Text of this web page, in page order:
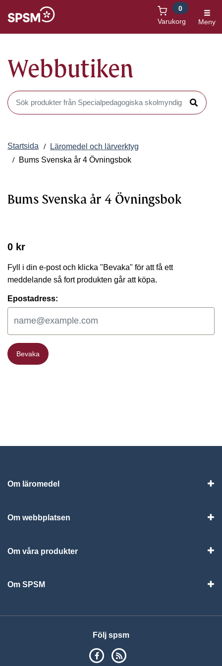
Varukorg
0
Meny
Webbutiken
Sök produkter i Webbutiken
Sök
Startsida
Läromedel och lärverktyg
Bums Svenska år 4 Övningsbok
Bums Svenska år 4 Övningsbok
0 kr
Fyll i din e-post och klicka "Bevaka" för att få ett
meddelande så fort produkten går att köpa.
Epostadress:
Bevaka
Bevaka
Om läromedel
Om webbplatsen
Om våra produkter
Om SPSM
Följ spsm
SPSM på Facebook